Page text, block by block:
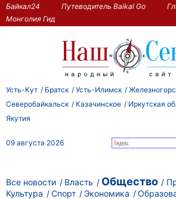
Байкал24 Путеводитель Baikal Go
Монголия Гид
Усть-Кут Братск Усть-Илимск
Северобайкальск
Казачинское Иркутская
Якутия
09 августа 2026
Все новости Власть Общество
Культура
Спорт Экономика